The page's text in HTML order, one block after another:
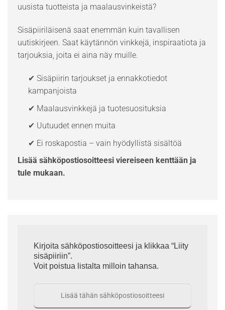
uusista tuotteista ja maalausvinkeistä?
Sisäpiiriläisenä saat enemmän kuin tavallisen
uutiskirjeen. Saat käytännön vinkkejä, inspiraatiota ja
tarjouksia, joita ei aina näy muille.
✔ Sisäpiirin tarjoukset ja ennakkotiedot
kampanjoista
✔ Maalausvinkkejä ja tuotesuosituksia
✔ Uutuudet ennen muita
✔ Ei roskapostia – vain hyödyllistä sisältöä
Lisää sähköpostiosoitteesi viereiseen kenttään ja
tule mukaan.
Kirjoita sähköpostiosoitteesi ja klikkaa “Liity
sisäpiiriin”.
Voit poistua listalta milloin tahansa.